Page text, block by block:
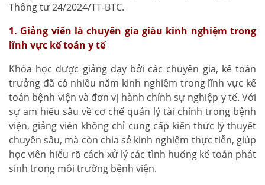
Thông tư 24/2024/TT-BTC.
1. Giảng viên là chuyên gia giàu kinh nghiệm trong
lĩnh vực kế toán y tế
Khóa học được giảng dạy bởi các chuyên gia, kế toán
trưởng đã có nhiều năm kinh nghiệm trong lĩnh vực kế
toán bệnh viện và đơn vị hành chính sự nghiệp y tế. Với
sự am hiểu sâu về cơ chế quản lý tài chính trong bệnh
viện, giảng viên không chỉ cung cấp kiến thức lý thuyết
chuyên sâu, mà còn chia sẻ kinh nghiệm thực tiễn, giúp
học viên hiểu rõ cách xử lý các tình huống kế toán phát
sinh trong môi trường bệnh viện.